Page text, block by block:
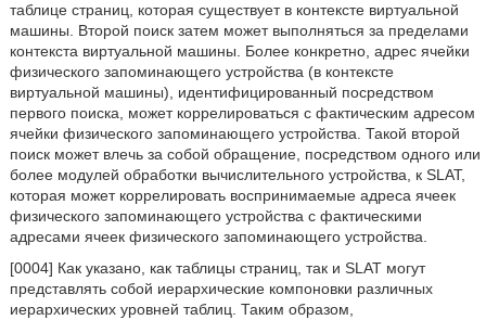
таблице страниц, которая существует в контексте виртуальной
машины. Второй поиск затем может выполняться за пределами
контекста виртуальной машины. Более конкретно, адрес ячейки
физического запоминающего устройства (в контексте
виртуальной машины), идентифицированный посредством
первого поиска, может коррелироваться с фактическим адресом
ячейки физического запоминающего устройства. Такой второй
поиск может влечь за собой обращение, посредством одного или
более модулей обработки вычислительного устройства, к SLAT,
которая может коррелировать воспринимаемые адреса ячеек
физического запоминающего устройства с фактическими
адресами ячеек физического запоминающего устройства.
[0004] Как указано, как таблицы страниц, так и SLAT могут
представлять собой иерархические компоновки различных
иерархических уровней таблиц. Таким образом,